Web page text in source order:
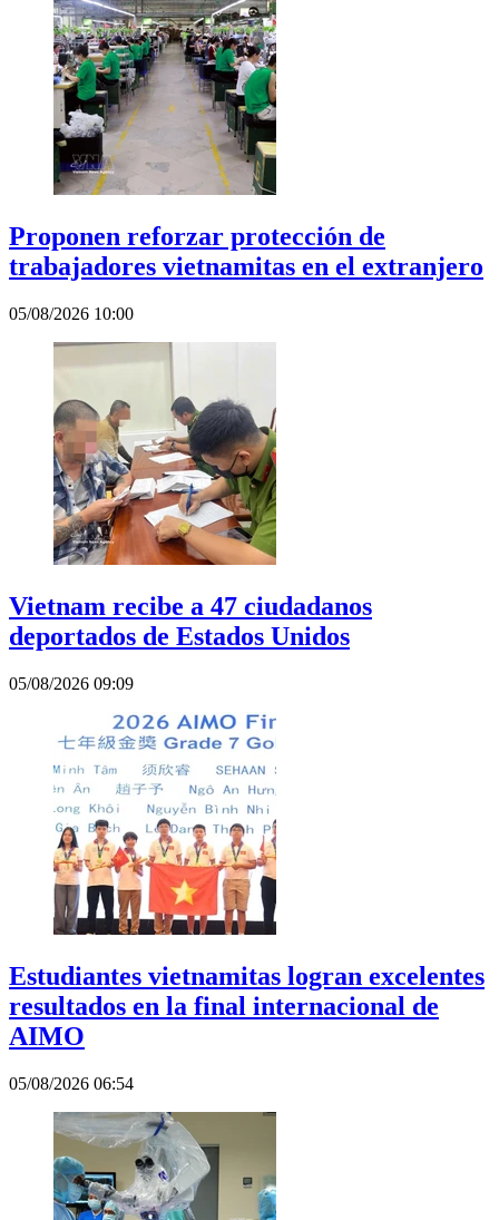
Proponen reforzar protección de
trabajadores vietnamitas en el extranjero
05/08/2026 10:00
Vietnam recibe a 47 ciudadanos
deportados de Estados Unidos
05/08/2026 09:09
Estudiantes vietnamitas logran excelentes
resultados en la final internacional de
AIMO
05/08/2026 06:54